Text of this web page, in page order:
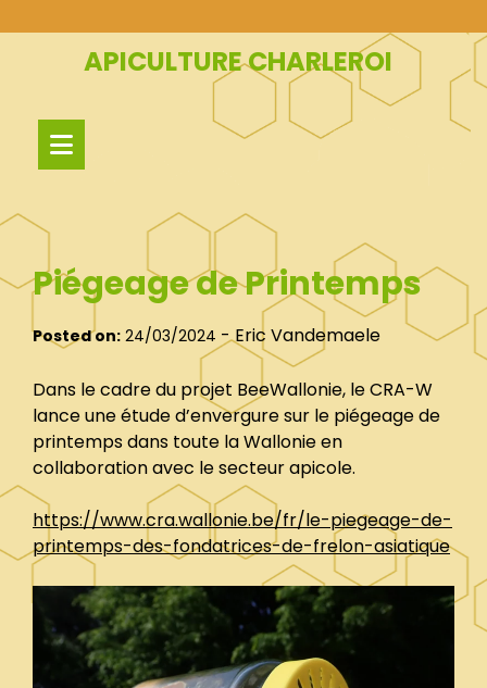
to
APICULTURE CHARLEROI
Piégeage de Printemps
Posted on: 24/03/2024 -Eric Vandemaele
Dans le cadre du projet BeeWallonie, le CRA-W
lance une étude d’envergure sur le piégeage de
printemps dans toute la Wallonie en
collaboration avec le secteur apicole.
https://www.cra.wallonie.be/fr/le-piegeage-de-
printemps-des-fondatrices-de-frelon-asiatique